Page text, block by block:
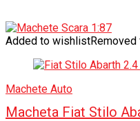
Added to wishlist
Machete Auto
Macheta Fiat Stilo